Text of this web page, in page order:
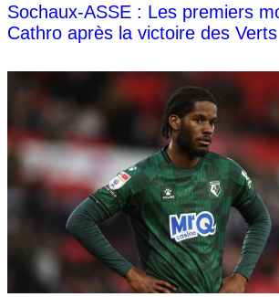
Sochaux-ASSE : Les premiers
Cathro après la victoire des Verts